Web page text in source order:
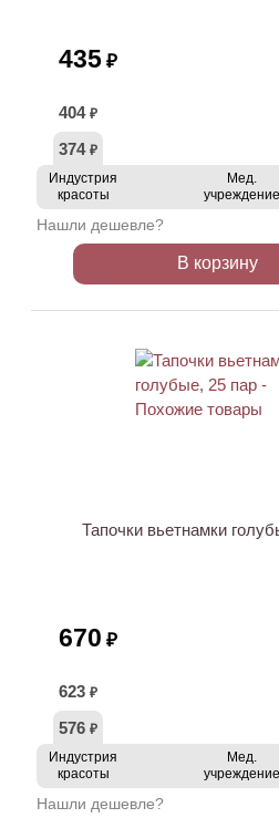
435 ₽
404 ₽
374 ₽
Индустрия
красоты
Мед.
учреждение
Нашли дешевле?
В корзину
Тапочки вьетнамки
670 ₽
623 ₽
576 ₽
Индустрия
красоты
Мед.
учреждение
Нашли дешевле?